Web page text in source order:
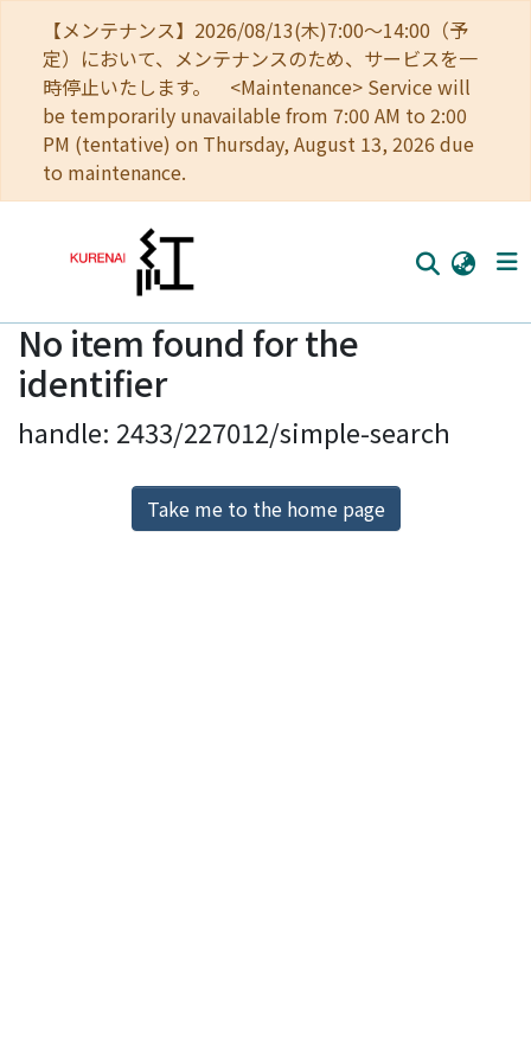
【メンテナンス】2026/08/13(木)7:00～14:00（予
定）において、メンテナンスのため、サービスを一
時停止いたします。 <Maintenance> Service will
be temporarily unavailable from 7:00 AM to 2:00
PM (tentative) on Thursday, August 13, 2026 due
to maintenance.
Home
Communities
Browse
Download Ranking
No item found for the
identifier
handle: 2433/227012/simple-search
Take me to the home page